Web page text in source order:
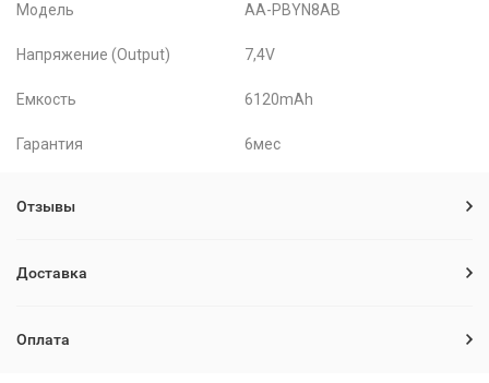
Модель AA-PBYN8AB
Напряжение (Output) 7,4V
Емкость 6120mAh
Гарантия 6мес
Отзывы
Доставка
Оплата